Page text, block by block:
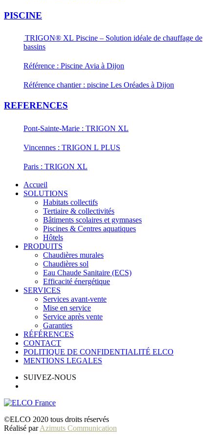
PISCINE
TRIGON® XL Piscine – Solution idéale de chauffage de
bassins
Référence : Piscine Avia à Dijon
Référence chantier : piscine Les Oréades à Dijon
REFERENCES
Pont-Sainte-Marie : TRIGON XL
Vincennes : TRIGON L PLUS
Paris : TRIGON XL
Accueil
SOLUTIONS
Habitats collectifs
Tertiaire & collectivités
Bâtiments scolaires et gymnases
Piscines & Centres aquatiques
Hôtels
PRODUITS
Chaudières murales
Chaudières sol
Eau Chaude Sanitaire (ECS)
Efficacité énergétique
SERVICES
Services avant-vente
Mise en service
Service après vente
Garanties
RÉFÉRENCES
CONTACT
POLITIQUE DE CONFIDENTIALITÉ ELCO
MENTIONS LEGALES
SUIVEZ-NOUS
©ELCO 2020 tous droits réservés
Réalisé parAzimuts Communication